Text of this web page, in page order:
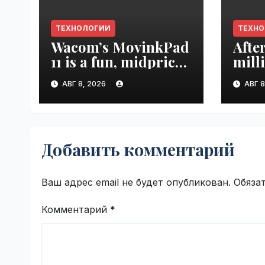
ТЕХНОЛОГИИ
Wacom’s MovinkPad
11 is a fun, midpriced
entry point for
digital artists |
VseTime.ru
АВГ 8, 2026 АВГ
Добавить комментарий
Ваш адрес email не будет опубликован.
Комментарий *